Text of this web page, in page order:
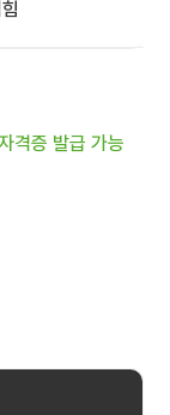
격증 발급 가능